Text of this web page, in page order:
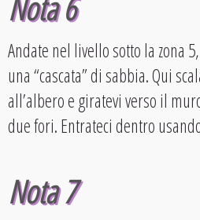
Andate nel livello sotto la zona
una “cascata” di sabbia. Qui
all’albero e giratevi verso il
due fori. Entrateci dentro
Nota 7